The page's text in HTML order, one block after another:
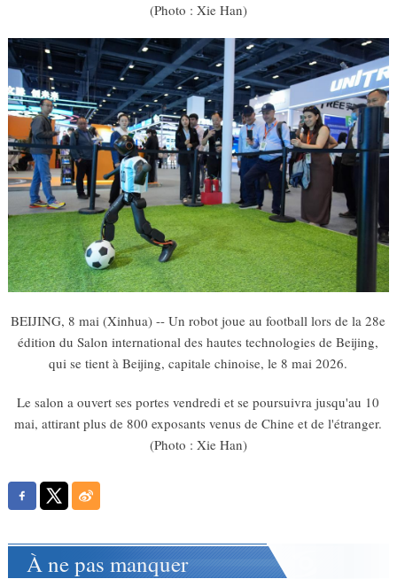
(Photo : Xie Han)
BEIJING, 8 mai (Xinhua) -- Un robot joue au football lors de la 28e
édition du Salon international des hautes technologies de Beijing,
qui se tient à Beijing, capitale chinoise, le 8 mai 2026.
Le salon a ouvert ses portes vendredi et se poursuivra jusqu'au 10
mai, attirant plus de 800 exposants venus de Chine et de l'étranger.
(Photo : Xie Han)
À ne pas manquer